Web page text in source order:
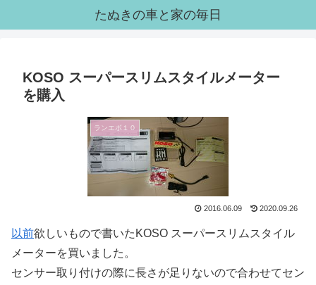
たぬきの車と家の毎日
KOSO スーパースリムスタイルメーター
を購入
ランエボ１０
2016.06.09 2020.09.26
以前欲しいもので書いたKOSO スーパースリムスタイル
メーターを買いました。
センサー取り付けの際に長さが足りないので合わせてセン